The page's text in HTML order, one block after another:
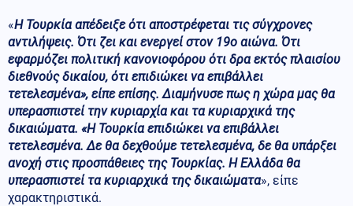
«Η Τουρκία απέδειξε ότι αποστρέφεται τις σύγχρονες
αντιλήψεις. Ότι ζει και ενεργεί στον 19ο αιώνα. Ότι
εφαρμόζει πολιτική κανονιοφόρου ότι δρα εκτός πλαισίου
διεθνούς δικαίου, ότι επιδιώκει να επιβάλλει
τετελεσμένα», είπε επίσης. Διαμήνυσε πως η χώρα μας θα
υπερασπιστεί την κυριαρχία και τα κυριαρχικά της
δικαιώματα. «Η Τουρκία επιδιώκει να επιβάλλει
τετελεσμένα. Δε θα δεχθούμε τετελεσμένα, δε θα υπάρξει
ανοχή στις προσπάθειες της Τουρκίας. Η Ελλάδα θα
υπερασπιστεί τα κυριαρχικά της δικαιώματα», είπε
χαρακτηριστικά.